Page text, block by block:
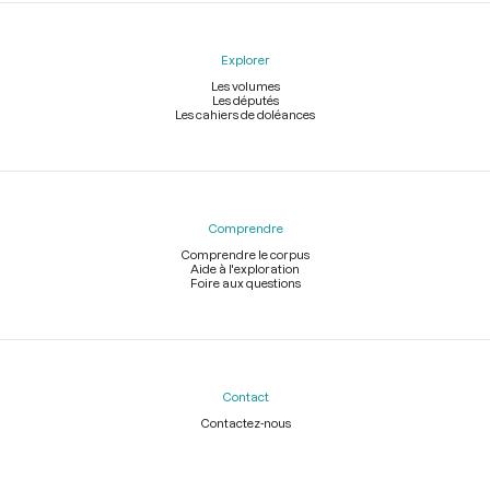
Explorer
Les volumes
Les députés
Les cahiers de doléances
Comprendre
Comprendre le corpus
Aide à l'exploration
Foire aux questions
Contact
Contactez-nous